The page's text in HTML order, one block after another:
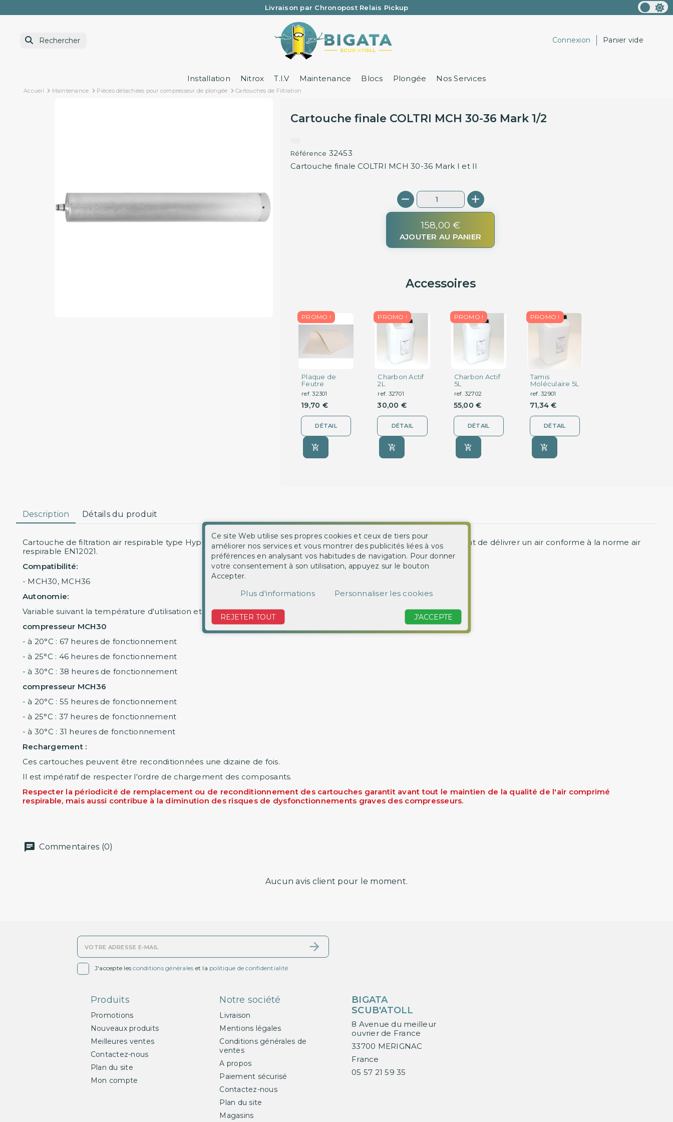
Une question ? Un renseignement ? 05 57 21 59 35
Connexion Panier vide
Installation Nitrox T.I.V Maintenance Blocs Plongée Nos Services
Accueil Maintenance Pièces détachées pour compresseur de plongée Cartouches de Filtration
Cartouche finale COLTRI MCH 30-36 Mark 1/2
Référence 32453
Cartouche finale COLTRI MCH 30-36 Mark I et II
158,00 €
AJOUTER AU PANIER
Accessoires
PROMO !
Plaque de
Feutre
ref. 32301
19,70 €
DÉTAIL
PROMO !
Charbon Actif
2L
ref. 32701
30,00 €
DÉTAIL
PROMO !
Charbon Actif
5L
ref. 32702
55,00 €
DÉTAIL
PROMO !
Tamis
Moléculaire 5L
ref. 32901
71,34 €
DÉTAIL
Description Détails du produit
Cartouche de filtration air respirable type Hyperfiltre à charbon actif et tamis moléculairerechargeablepermettant de délivrer un air conforme à la norme air
respirable EN12021.
Compatibilité:
- MCH30, MCH36
Autonomie:
Variable suivant la température d'utilisation et suivant le compresseur sur lequel est installée la cartouche
compresseur MCH30
- à 20°C : 67 heures de fonctionnement
- à 25°C : 46 heures de fonctionnement
- à 30°C : 38 heures de fonctionnement
compresseur MCH36
- à 20°C : 55 heures de fonctionnement
- à 25°C : 37 heures de fonctionnement
- à 30°C : 31 heures de fonctionnement
Rechargement :
Ces cartouches peuvent être reconditionnées une dizaine de fois.
Il est impératif de respecter l'ordre de chargement des composants.
Respecter la périodicité de remplacement ou de reconditionnement des cartouches garantit avant tout le maintien de la qualité de l'air comprimé
respirable, mais aussi contribue à la diminution des risques de dysfonctionnements graves des compresseurs.
Commentaires (0)
Aucun avis client pour le moment.
J'accepte lesconditions générales et la politique de confidentialité
Produits
Promotions
Nouveaux produits
Meilleures ventes
Contactez-nous
Plan du site
Mon compte
Notre société
Livraison
Mentions légales
Conditions générales de
ventes
A propos
Paiement sécurisé
Contactez-nous
Plan du site
Magasins
BIGATA
SCUB'ATOLL
8 Avenue du meilleur
ouvrier de France
33700 MERIGNAC
France
05 57 21 59 35
Ce site Web utilise ses propres cookies et ceux de tiers pour
améliorer nos services et vous montrer des publicités liées à vos
préférences en analysant vos habitudes de navigation. Pour donner
votre consentement à son utilisation, appuyez sur le bouton
Accepter.
Plus d'informations Personnaliser les cookies
REJETER TOUT J'ACCEPTE